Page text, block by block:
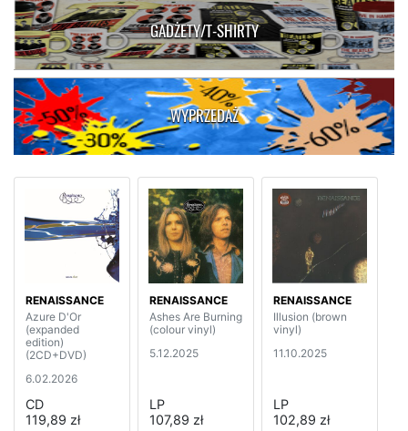
GADŻETY/T-SHIRTY
WYPRZEDAŻ
RENAISSANCE
Azure D'Or
(expanded
edition)
(2CD+DVD)
6.02.2026
CD
119,89 zł
RENAISSANCE
Ashes Are Burning
(colour vinyl)
5.12.2025
LP
107,89 zł
RENAISSANCE
Illusion (brown
vinyl)
11.10.2025
LP
102,89 zł